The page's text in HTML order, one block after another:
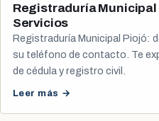
Registraduría
Servicios
Registraduría Municipal Piojó:
su teléfono de contacto. Te
de cédula y registro civil.
Leer más →